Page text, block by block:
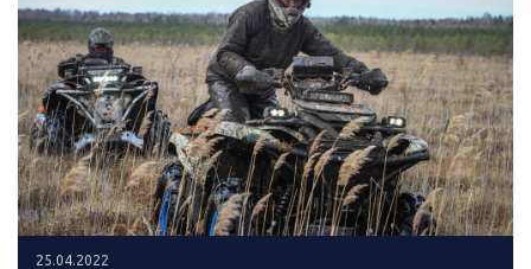
25.04.2022